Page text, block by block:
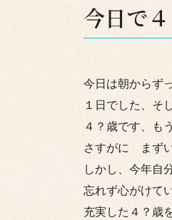
今日で
今日は朝からず
１日でした、そ
４？歳です、も
さすがに まず
しかし、今年自
忘れず心がけて
充実した４？歳